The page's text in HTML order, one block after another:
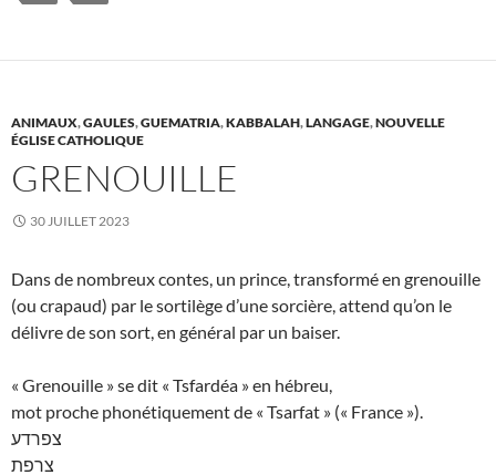
ANIMAUX,GAULES,GUEMATRIA,KABBALAH,LANGAGE,NOUVELLE
ÉGLISE CATHOLIQUE
GRENOUILLE
30 JUILLET 2023
Dans de nombreux contes, un prince, transformé en grenouille
(ou crapaud) par le sortilège d’une sorcière, attend qu’on le
délivre de son sort, en général par un baiser.
« Grenouille » se dit « Tsfardéa » en hébreu,
mot proche phonétiquement de « Tsarfat » (« France »).
צפרדע
צרפת